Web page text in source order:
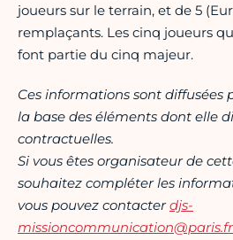
joueurs sur le terrain, et de 5
remplaçants. Les cinq joueurs
font partie du cinq majeur.
Ces informations sont diffusées
la base des éléments dont elle
contractuelles.
Si vous êtes organisateur de
souhaitez compléter les
vous pouvez contacterdjs-
missioncommunication@paris.fr